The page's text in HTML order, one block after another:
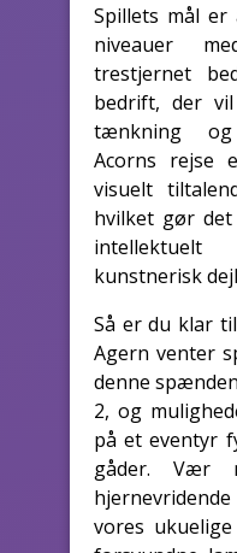
Spillets mål er
niveauer
trestjernet
bedrift, der
tænkning og
Acorns rejse
visuelt
hvilket gør
kunstnerisk
Så er du klar
Agern venter
denne
2, og
på et eventyr
gåder. Vær
vores